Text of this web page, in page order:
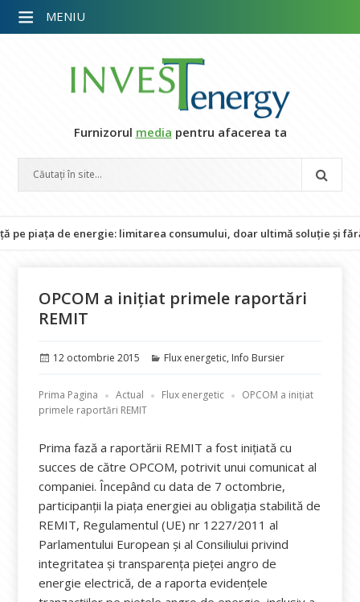
Furnizorul media pentru afacerea ta
de energie: limitarea consumului, doar ultimă soluție și fără
OPCOM a inițiat primele raportări
REMIT
Publicat
12 octombrie 2015 Categorii
Flux energetic, Info Bursier
Prima Pagina Actual Flux energetic
OPCOM a inițiat
primele raportări REMIT
Prima fază a raportării REMIT a fost inițiată cu
succes de către OPCOM, potrivit unui comunicat al
companiei. Începând cu data de 7 octombrie,
participanții la piața energiei au obligația stabilită de
REMIT, Regulamentul (UE) nr 1227/2011 al
Parlamentului European și al Consiliului privind
integritatea și transparența pieței angro de
energie electrică, de a raporta evidențele
MENIU